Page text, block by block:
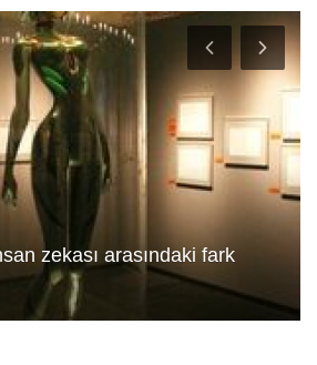
zekası arasındaki fark